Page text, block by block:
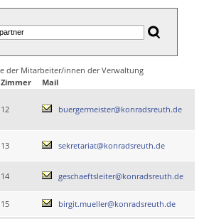
der Mitarbeiter/innen der Verwaltung
Zimmer
Mail
12 buergermeister@konradsreuth.de
13 sekretariat@konradsreuth.de
14 geschaeftsleiter@konradsreuth.de
15 birgit.mueller@konradsreuth.de